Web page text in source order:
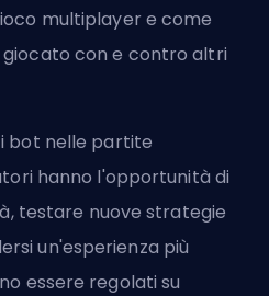
multiplayer e come
con e contro altri
bot nelle partite
hanno l'opportunità di
testare nuove strategie
un'esperienza più
essere regolati su